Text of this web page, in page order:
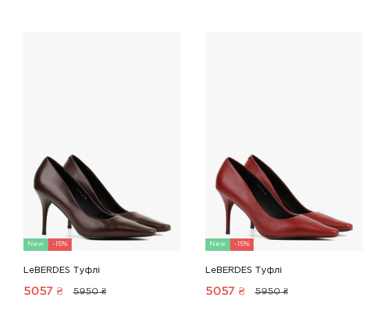
New -15%
LeBERDES Туфлі
5057 ₴ 5950 ₴
New -15%
LeBERDES Туфлі
5057 ₴ 5950 ₴